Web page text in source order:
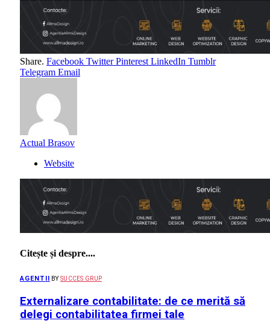
Share. Facebook Twitter Pinterest LinkedIn Tumblr
Telegram Email
Actual Brasov
Website
Citește și despre....
AGENTII BY SUCCES GRUP
Externalizare contabilitate: de ce merită să
delegi contabilitatea firmei tale